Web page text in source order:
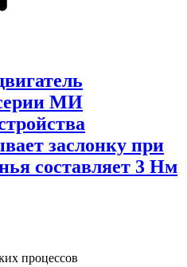
МИ
заслонку при
составляет 3 Нм
процессов